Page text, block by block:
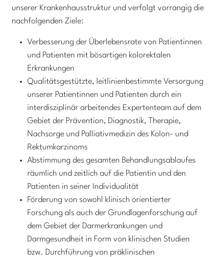
unserer Krankenhausstruktur und verfolgt vorrangig die
nachfolgenden Ziele:
Verbesserung der Überlebensrate von Patientinnen
und Patienten mit bösartigen kolorektalen
Erkrankungen
Qualitätsgestützte, leitlinienbestimmte Versorgung
unserer Patientinnen und Patienten durch ein
interdisziplinär arbeitendes Expertenteam auf dem
Gebiet der Prävention, Diagnostik, Therapie,
Nachsorge und Palliativmedizin des Kolon- und
Rektumkarzinoms
Abstimmung des gesamten Behandlungsablaufes
räumlich und zeitlich auf die Patientin und den
Patienten in seiner Individualität
Förderung von sowohl klinisch orientierter
Forschung als auch der Grundlagenforschung auf
dem Gebiet der Darmerkrankungen und
Darmgesundheit in Form von klinischen Studien
bzw. Durchführung von präklinischen